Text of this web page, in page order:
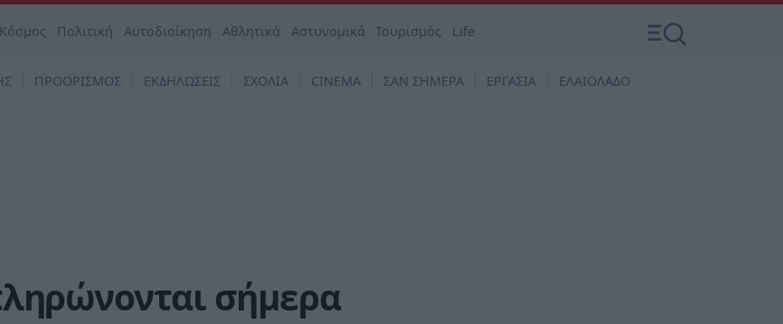
Κόσμος Πολιτική Αυτοδιοίκηση Αθλητικά Αστυνομικά Τουρισμός Life
ΠΡΟΟΡΙΣΜΟΣ ΕΚΔΗΛΩΣΕΙΣ ΣΧΟΛΙΑ CINEMA ΣΑΝ ΣΗΜΕΡΑ ΕΡΓΑΣΙΑ ΕΛΑΙΟΛΑΔΟ
σήμερα